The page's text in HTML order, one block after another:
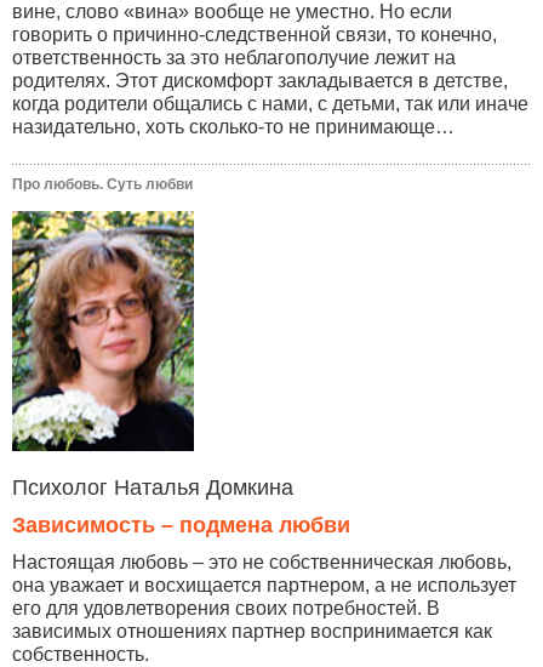
вине, слово «вина» вообще не уместно. Но если
говорить о причинно-следственной связи, то конечно,
ответственность за это неблагополучие лежит на
родителях. Этот дискомфорт закладывается в детстве,
когда родители общались с нами, с детьми, так или иначе
назидательно, хоть сколько-то не принимающе…
Про любовь. Суть любви
Психолог Наталья Домкина
Зависимость – подмена любви
Настоящая любовь – это не собственническая любовь,
она уважает и восхищается партнером, а не использует
его для удовлетворения своих потребностей. В
зависимых отношениях партнер воспринимается как
собственность.